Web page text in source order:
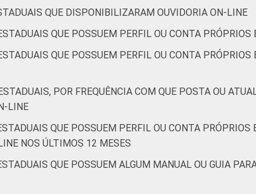
QUE DISPONIBILIZARAM OUVIDORIA ON-LINE
QUE POSSUEM PERFIL OU CONTA
QUE POSSUEM PERFIL OU CONTA
POR FREQUÊNCIA COM QUE POSTA OU
LINE
QUE POSSUEM PERFIL OU CONTA
NOS ÚLTIMOS 12 MESES
QUE POSSUEM ALGUM MANUAL OU GUIA